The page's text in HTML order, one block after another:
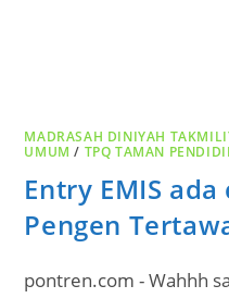
MADRASAH DINIYAH
UMUM / TPQ TAMAN
Entry EMIS
Pengen
pontren.com - Wahhh